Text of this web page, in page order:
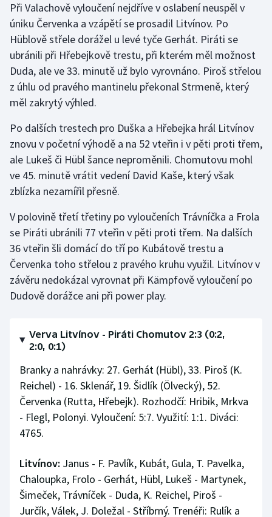
Parasport
Plavání
Plážový volejbal
Ragby
Rychlobruslení
Rychlostní kanoistika
Short track
Sportovní střelba
Stolní tenis
Triatlon
Vodní slalom
Volejbal
Ostatní
Při Valachově vyloučení nejdříve v oslabení neuspěl v
úniku Červenka a vzápětí se prosadil Litvínov. Po
Hüblově střele dorážel u levé tyče Gerhát. Piráti se
ubránili při Hřebejkově trestu, při kterém měl možnost
Duda, ale ve 33. minutě už bylo vyrovnáno. Piroš střelou
z úhlu od pravého mantinelu překonal Strmeně, který
měl zakrytý výhled.
Po dalších trestech pro Duška a Hřebejka hrál Litvínov
znovu v početní výhodě a na 52 vteřin i v pěti proti třem,
ale Lukeš či Hübl šance neproměnili. Chomutovu mohl
ve 45. minutě vrátit vedení David Kaše, který však
zblízka nezamířil přesně.
V polovině třetí třetiny po vyloučeních Trávníčka a Frola
se Piráti ubránili 77 vteřin v pěti proti třem. Na dalších
36 vteřin šli domácí do tří po Kubátově trestu a
Červenka toho střelou z pravého kruhu využil. Litvínov v
závěru nedokázal vyrovnat při Kämpfově vyloučení po
Dudově dorážce ani při power play.
Verva Litvínov - Piráti Chomutov 2:3 (0:2,
2:0, 0:1)
Branky a nahrávky: 27. Gerhát (Hübl), 33. Piroš (K.
Reichel) - 16. Sklenář, 19. Šidlík (Ölvecký), 52.
Červenka (Rutta, Hřebejk). Rozhodčí: Hribik, Mrkva
- Flegl, Polonyi. Vyloučení: 5:7. Využití: 1:1. Diváci:
4765.
Litvínov: Janus - F. Pavlík, Kubát, Gula, T. Pavelka,
Chaloupka, Frolo - Gerhát, Hübl, Lukeš - Martynek,
Šimeček, Trávníček - Duda, K. Reichel, Piroš -
Jurčík, Válek, J. Doležal - Stříbrný. Trenéři: Rulík a